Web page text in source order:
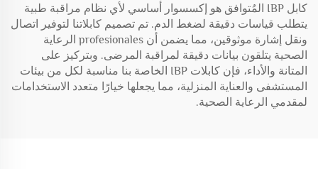
كابل IBP المُتوافق هو إكسسوار أساسي لأي نظام مراقبة طبية
يتطلب قياسات دقيقة لضغط الدم. تم تصميم كابلاتنا لتوفير اتصال
ونقل إشارة موثوقين، مما يضمن أن profesionales الرعاية
الصحية يتلقون بيانات دقيقة لمراقبة المرضى. وبتركيز على
المتانة والأداء، فإن كابلات IBP الخاصة بنا مناسبة لكل من بيئات
المستشفى والعناية المنزلية، مما يجعلها خيارًا متعدد الاستخدامات
لمقدمي الرعاية الصحية.